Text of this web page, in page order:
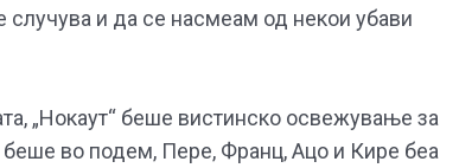
и да се насмеам од некои убави
„Нокаут“ беше вистинско освежување за
беше во подем, Пере, Франц, Ацо и Кире беа